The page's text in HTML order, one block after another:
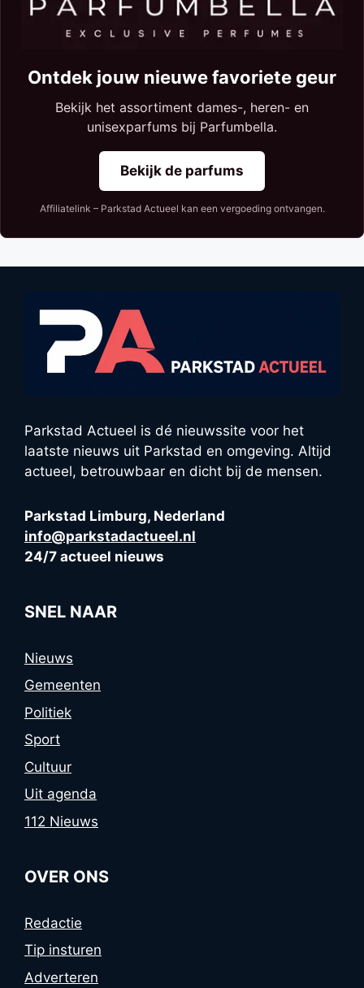
Ontdek jouw nieuwe favoriete geur
Bekijk het assortiment dames-, heren- en
unisexparfums bij Parfumbella.
Bekijk de parfums
Affiliatelink – Parkstad Actueel kan een vergoeding ontvangen.
Parkstad Actueel is dé nieuwssite voor het
laatste nieuws uit Parkstad en omgeving. Altijd
actueel, betrouwbaar en dicht bij de mensen.
Parkstad Limburg, Nederland
info@parkstadactueel.nl
24/7 actueel nieuws
SNEL NAAR
Nieuws
Gemeenten
Politiek
Sport
Cultuur
Uit agenda
112 Nieuws
OVER ONS
Redactie
Tip insturen
Adverteren